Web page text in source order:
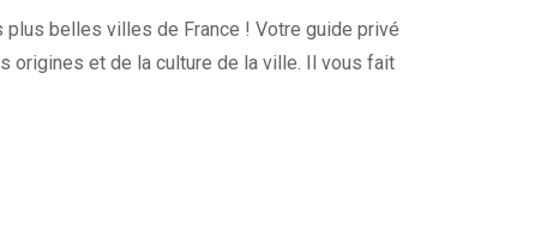
belles villes de France ! Votre guide privé
origines et de la culture de la ville. Il vous fait